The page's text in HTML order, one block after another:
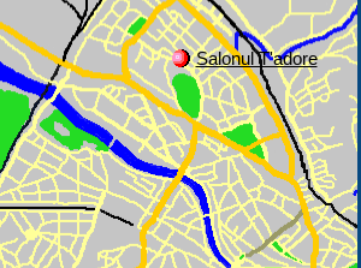
Salonul T'adore